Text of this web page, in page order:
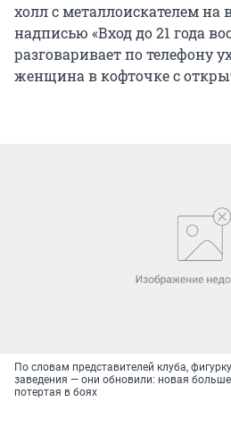
холл с металлоискателем на
надписью «Вход до 21 года
разговаривает по телефону
женщина в кофточке с
По словам представителей клуба,
заведения — они обновили: новая
потертая в боях